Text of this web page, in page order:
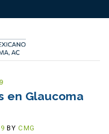
en Glaucoma
BY CMG